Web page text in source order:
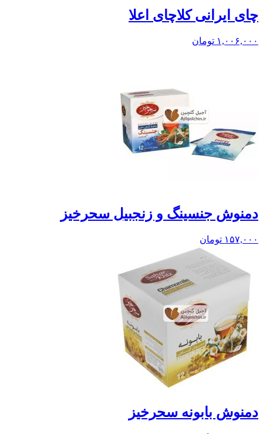
چای ایرانی کلاچای اعلا
۱,۰۰۶,۰۰۰ تومان
دمنوش جنسینگ و زنجبیل سحرخیز
۱۵۷,۰۰۰ تومان
دمنوش بابونه سحرخیز